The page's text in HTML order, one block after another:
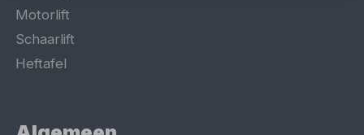
Motorlift
Schaarlift
Heftafel